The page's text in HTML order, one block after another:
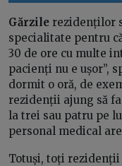
Gărzile rezidenților
specialitate pentru
30 de ore cu multe
pacienți nu e ușor”,
dormit o oră, de
rezidenții ajung să
la trei sau patru pe
personal medical
Totuși, toți rezidenții